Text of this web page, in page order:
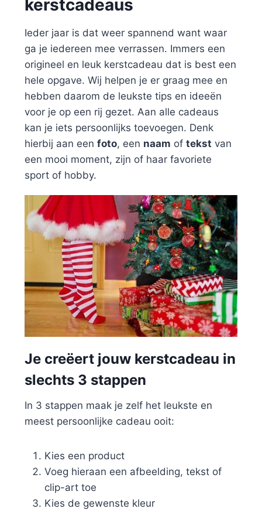
kerstcadeaus
Ieder jaar is dat weer spannend want waar
ga je iedereen mee verrassen. Immers een
origineel en leuk kerstcadeau dat is best een
hele opgave. Wij helpen je er graag mee en
hebben daarom de leukste tips en ideeën
voor je op een rij gezet. Aan alle cadeaus
kan je iets persoonlijks toevoegen. Denk
hierbij aan een foto, een naam of tekst van
een mooi moment, zijn of haar favoriete
sport of hobby.
Je creëert jouw kerstcadeau in
slechts 3 stappen
In 3 stappen maak je zelf het leukste en
meest persoonlijke cadeau ooit:
Kies een product
Voeg hieraan een afbeelding, tekst of
clip-art toe
Kies de gewenste kleur